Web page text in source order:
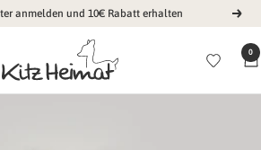
anmelden und 10€ Rabatt erhalten
Heimat
0